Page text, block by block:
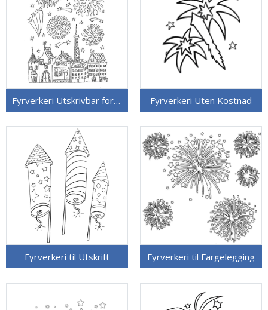
Fyrverkeri Utskrivbar for Barn Fyrverkeri Uten Kostnad
Fyrverkeri til Utskrift Fyrverkeri til Fargelegging